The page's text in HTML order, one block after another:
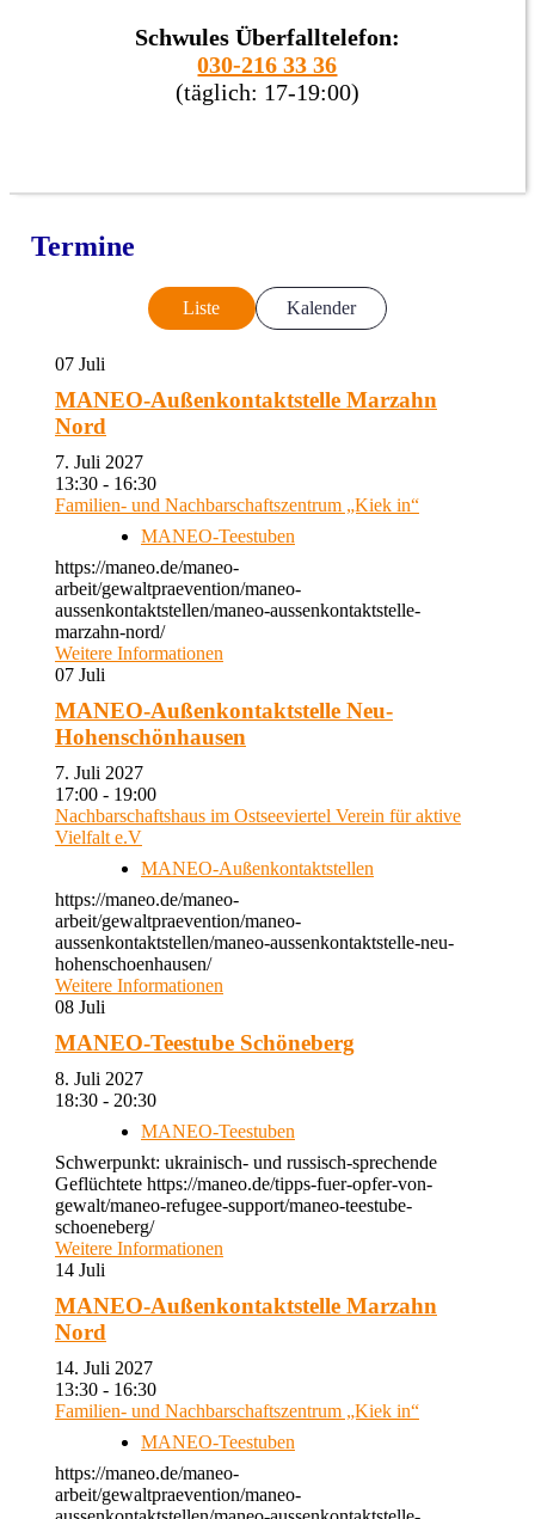
Schwules Überfalltelefon:
030-216 33 36
(täglich: 17-19:00)
Termine
Liste Kalender
07 Juli
MANEO-Außenkontaktstelle Marzahn
Nord
7. Juli 2027
13:30 - 16:30
Familien- und Nachbarschaftszentrum „Kiek in“
MANEO-Teestuben
https://maneo.de/maneo-
arbeit/gewaltpraevention/maneo-
aussenkontaktstellen/maneo-aussenkontaktstelle-
marzahn-nord/
Weitere Informationen
07 Juli
MANEO-Außenkontaktstelle Neu-
Hohenschönhausen
7. Juli 2027
17:00 - 19:00
Nachbarschaftshaus im Ostseeviertel Verein für aktive
Vielfalt e.V
MANEO-Außenkontaktstellen
https://maneo.de/maneo-
arbeit/gewaltpraevention/maneo-
aussenkontaktstellen/maneo-aussenkontaktstelle-neu-
hohenschoenhausen/
Weitere Informationen
08 Juli
MANEO-Teestube Schöneberg
8. Juli 2027
18:30 - 20:30
MANEO-Teestuben
Schwerpunkt: ukrainisch- und russisch-sprechende
Geflüchtete https://maneo.de/tipps-fuer-opfer-von-
gewalt/maneo-refugee-support/maneo-teestube-
schoeneberg/
Weitere Informationen
14 Juli
MANEO-Außenkontaktstelle Marzahn
Nord
14. Juli 2027
13:30 - 16:30
Familien- und Nachbarschaftszentrum „Kiek in“
MANEO-Teestuben
https://maneo.de/maneo-
arbeit/gewaltpraevention/maneo-